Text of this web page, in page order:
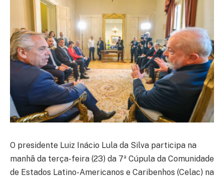
O presidente Luiz Inácio Lula da Silva participa na
manhã da terça-feira (23) da 7ª Cúpula da Comunidade
de Estados Latino-Americanos e Caribenhos (Celac) na